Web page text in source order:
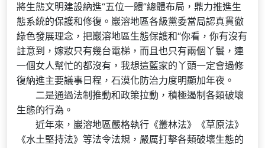
將生態文明建設納進“五位一體”總體布局，鼎力推進生
態系統的保護和修復。巖溶地區各級黨委當局認真貫徹
綠色發展理念，把巖溶地區生態保護和“你看，你有沒有
註意到，嫁妝只有幾台電梯，而且也只有兩個丫鬟，連
一個女人幫忙的都沒有，我想這藍家的丫頭一定會過修
復納進主要議事日程，石漠化防治力度明顯加年夜。
二是通過法制推動和政策拉動，積極遏制各類破壞
生態的行為。
近年來，巖溶地區嚴格執行《叢林法》《草原法》
《水土堅持法》等法令法規，嚴厲打擊各類破壞生態的